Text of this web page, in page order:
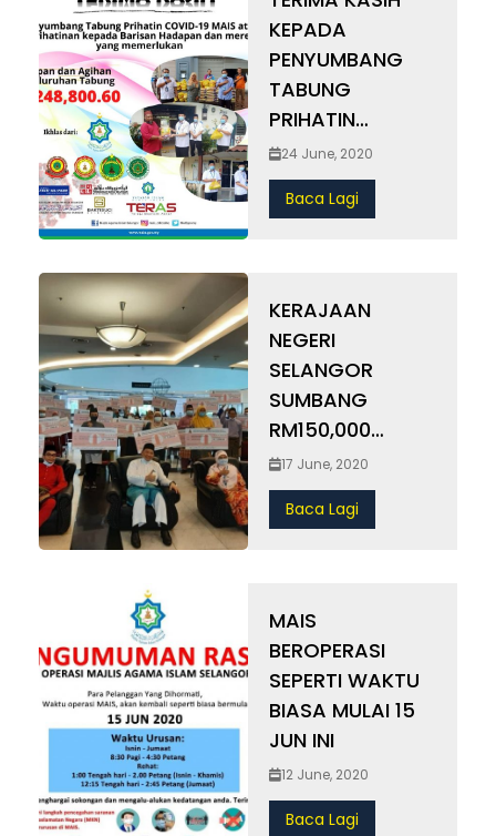
KEPADA
PENYUMBANG
TABUNG
PRIHATIN
COVID-19
MAJLIS AGAMA
ISLAM SELANGOR
24 June, 2020
Baca Lagi
KERAJAAN
NEGERI
SELANGOR
SUMBANG
RM150,000
KEPADA 30
RUMAH
PERLINDUNGAN
17 June, 2020
Baca Lagi
MAIS
BEROPERASI
SEPERTI WAKTU
BIASA MULAI 15
JUN INI
12 June, 2020
Baca Lagi